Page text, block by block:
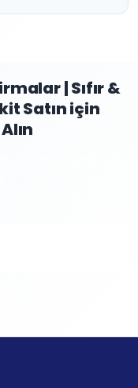
| Sıfır &
Satın için